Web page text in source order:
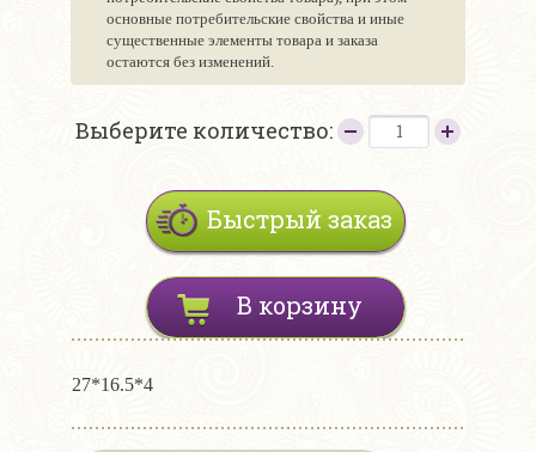
основные потребительские свойства и иные
существенные элементы товара и заказа
остаются без изменений.
Выберите количество:
Быстрый заказ
В корзину
27*16.5*4